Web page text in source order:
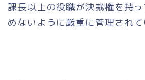
課長以上の役職が決裁権を持
めないように厳重に管理されて